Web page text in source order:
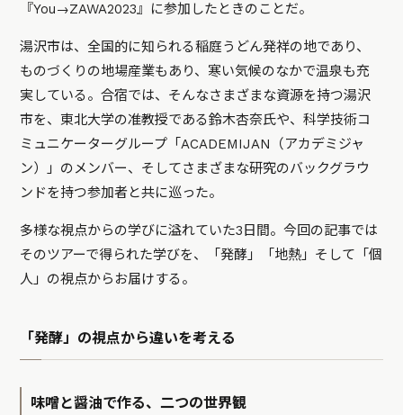
『You→ZAWA2023』に参加したときのことだ。
湯沢市は、全国的に知られる稲庭うどん発祥の地であり、
ものづくりの地場産業もあり、寒い気候のなかで温泉も充
実している。合宿では、そんなさまざまな資源を持つ湯沢
市を、東北大学の准教授である鈴木杏奈氏や、科学技術コ
ミュニケーターグループ「ACADEMIJAN（アカデミジャ
ン）」のメンバー、そしてさまざまな研究のバックグラウ
ンドを持つ参加者と共に巡った。
多様な視点からの学びに溢れていた3日間。今回の記事では
そのツアーで得られた学びを、「発酵」「地熱」そして「個
人」の視点からお届けする。
「発酵」の視点から違いを考える
味噌と醤油で作る、二つの世界観